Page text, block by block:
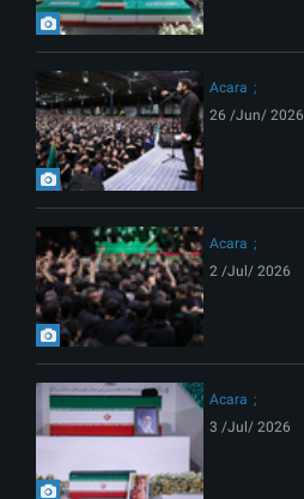
Acara
26 /Jun/ 2026
Acara
2 /Jul/ 2026
Acara
3 /Jul/ 2026